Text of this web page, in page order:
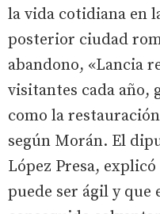
la vida cotidiana en
posterior ciudad
abandono, «Lancia
visitantes cada año,
como la
según Morán. El
López Presa,
puede ser ágil y que